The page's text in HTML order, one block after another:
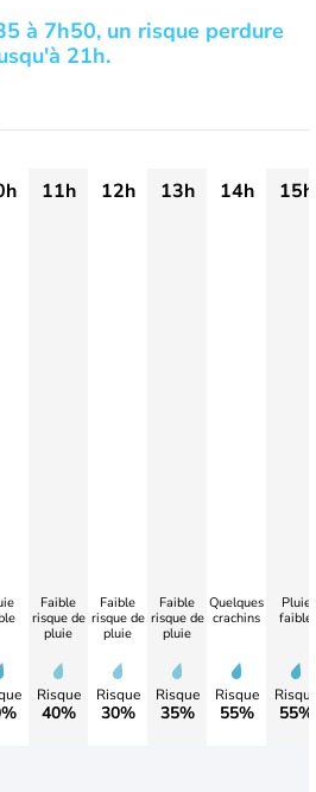
à 7h50, un risque perdure
21h.
11h 12h 13h 14h
15h
Faible
risque de
pluie
Risque
40%
Faible
risque de
pluie
Risque
30%
Faible
risque de
pluie
Risque
35%
Quelques
crachins
Risque
55%
Pluie
faible
55%